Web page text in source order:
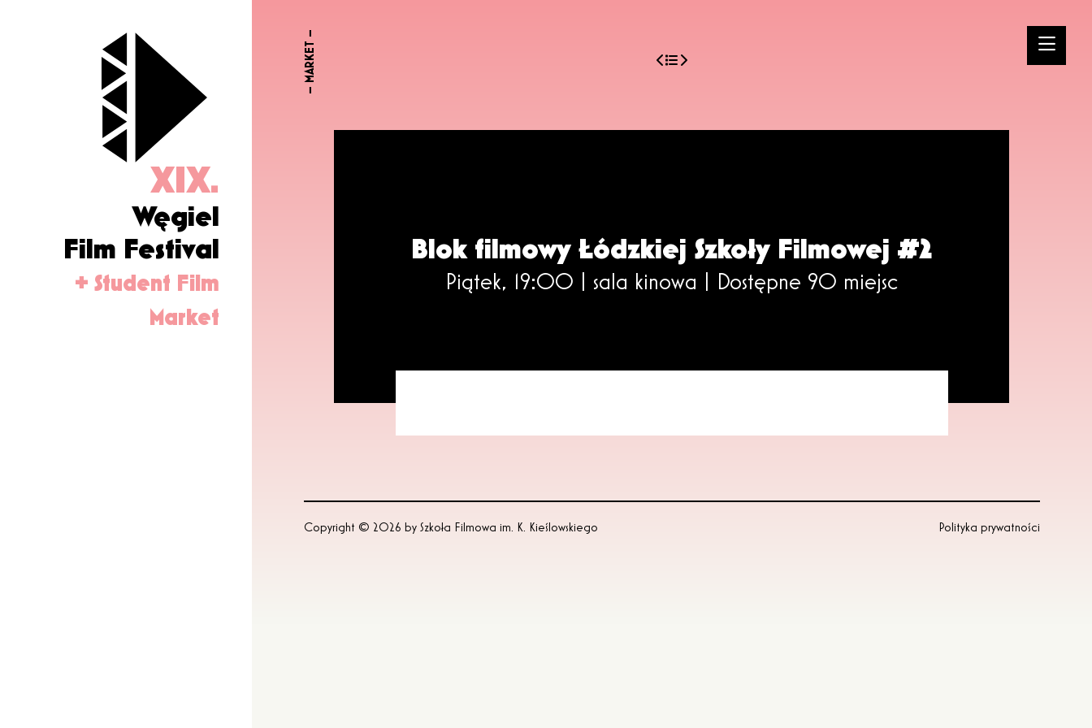
XIX.
Węgiel
Film Festival
+ Student Film
Market
– MARKET –
Blok filmowy Łódzkiej Szkoły Filmowej #2
Piątek, 19:00 | sala kinowa | Dostępne 90 miejsc
Copyright © 2026 by Szkoła Filmowa im. K. Kieślowskiego Polityka prywatności